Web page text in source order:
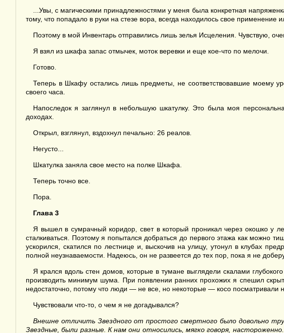
...Увы, с магическими принадлежностями у меня была конкретная
тому, что попадало в руки на стезе вора, всегда находилось свое применение
Поэтому в мой Инвентарь отправились лишь зелья Исцеления. Чувствую,
Я взял из шкафа запас отмычек, моток веревки и еще кое-что по мелочи.
Готово.
Теперь в Шкафу остались лишь предметы, не соответствовавшие моему
своего часа.
Напоследок я заглянул в небольшую шкатулку. Это была моя
доходах.
Открыл, взглянул, вздохнул печально: 26 реалов.
Негусто...
Шкатулка заняла свое место на полке Шкафа.
Теперь точно все.
Пора.
Глава 3
Я вышел в сумрачный коридор, свет в который проникал через окошко
сталкиваться. Поэтому я попытался добраться до первого этажа как можно
ускорился, скатился по лестнице и, выскочив на улицу, утонул в клубах
полной неузнаваемости. Надеюсь, он не развеется до тех пор, пока я не
Я крался вдоль стен домов, которые в тумане выглядели скалами
производить минимум шума. При появлении ранних прохожих я спешил
недостаточно, потому что люди — не все, но некоторые — косо посматривали
Чувствовали что-то, о чем я не догадывался?
Внешне отличить Звездного от простого смертного было довольно
Звездные, были разные. К нам они относились, мягко говоря,